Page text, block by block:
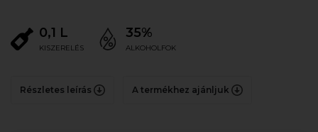
0,1 L
KISZERELÉS
35%
ALKOHOLFOK
Részletes leírás A termékhez ajánljuk